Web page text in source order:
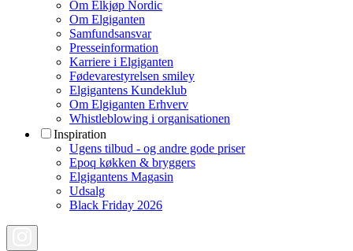
Om Elkjøp Nordic
Om Elgiganten
Samfundsansvar
Presseinformation
Karriere i Elgiganten
Fødevarestyrelsen smiley
Elgigantens Kundeklub
Om Elgiganten Erhverv
Whistleblowing i organisationen
Inspiration
Ugens tilbud - og andre gode priser
Epoq køkken & bryggers
Elgigantens Magasin
Udsalg
Black Friday 2026